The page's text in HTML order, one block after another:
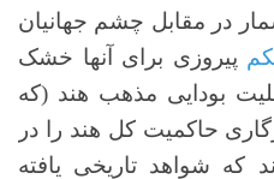
در مقابل چشم جهانیان
پیروزی برای آنها خشک
بودایی مذهب هند (که
حاکمیت کل هند را در
شواهد تاریخی یافته